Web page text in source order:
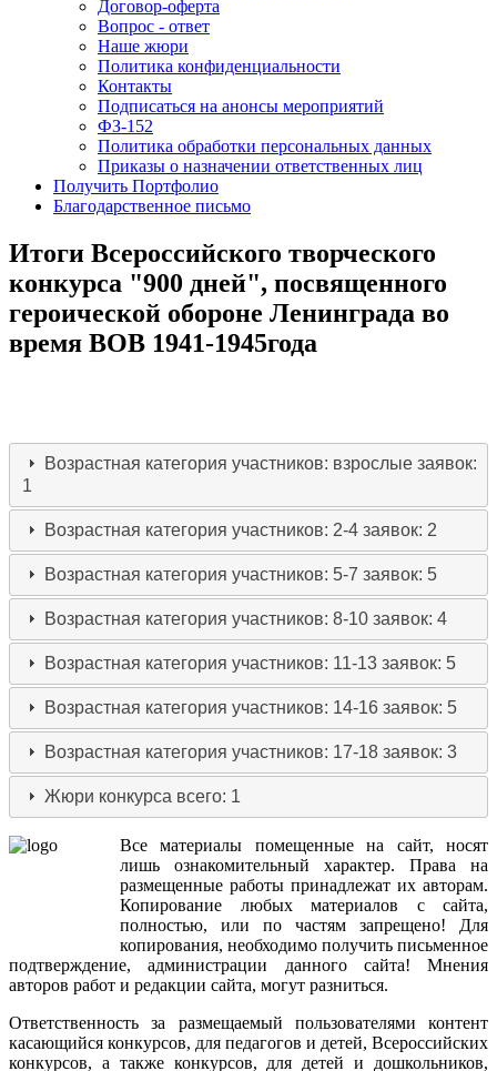
Договор-оферта
Вопрос - ответ
Наше жюри
Политика конфиденциальности
Контакты
Подписаться на анонсы мероприятий
ФЗ-152
Политика обработки персональных данных
Приказы о назначении ответственных лиц
Получить Портфолио
Благодарственное письмо
Итоги Всероссийского творческого
конкурса "900 дней", посвященного
героической обороне Ленинграда во
время ВОВ 1941-1945года
Возрастная категория участников: взрослыезаявок:
1
Возрастная категория участников: 2-4заявок: 2
Возрастная категория участников: 5-7заявок: 5
Возрастная категория участников: 8-10заявок: 4
Возрастная категория участников: 11-13заявок: 5
Возрастная категория участников: 14-16заявок: 5
Возрастная категория участников: 17-18заявок: 3
Жюри конкурса всего: 1
Все материалы помещенные на сайт,носят
лишь
ознакомительный характер. Права
на
размещенные работы принадлежат их авторам.
Копирование
любых материалов с сайта,
полностью, или по частям запрещено! Для
копирования, необходимо получить письменное
подтверждение,администрации данного сайта! Мнения
авторов работ и редакции сайта, могут разниться.
Ответственность
за размещаемый пользователями
контент
касающийся конкурсов, для педагогов и детей, Всероссийских
конкурсов, а также конкурсов, для детей и дошкольников,